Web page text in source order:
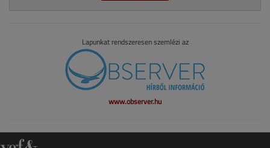
Lapunkat rendszeresen szemlézi az
www.observer.hu